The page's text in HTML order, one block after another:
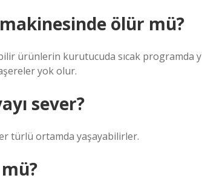
ölür mü?
ürünlerin kurutucuda sıcak programda
yok olur.
sever?
türlü ortamda yaşayabilirler.